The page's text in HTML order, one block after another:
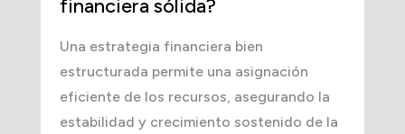
financiera sólida?
Una estrategia financiera bien
estructurada permite una asignación
eficiente de los recursos, asegurando la
estabilidad y crecimiento sostenido de la